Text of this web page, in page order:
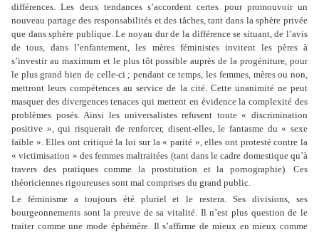
différences. Les deux tendances s’accordent certes pour promouvoir un
nouveau partage des responsabilités et des tâches, tant dans la sphère privée
que dans sphère publique. Le noyau dur de la différence se situant, de l’avis
de tous, dans l’enfantement, les mères féministes invitent les pères à
s’investir au maximum et le plus tôt possible auprès de la progéniture, pour
le plus grand bien de celle-ci ; pendant ce temps, les femmes, mères ou non,
mettront leurs compétences au service de la cité. Cette unanimité ne peut
masquer des divergences tenaces qui mettent en évidence la complexité des
problèmes posés. Ainsi les universalistes refusent toute « discrimination
positive », qui risquerait de renforcer, disent-elles, le fantasme du « sexe
faible ». Elles ont critiqué la loi sur la « parité », elles ont protesté contre la
« victimisation » des femmes maltraitées (tant dans le cadre domestique qu’à
travers des pratiques comme la prostitution et la pornographie). Ces
théoriciennes rigoureuses sont mal comprises du grand public.
Le féminisme a toujours été pluriel et le restera. Ses divisions, ses
bourgeonnements sont la preuve de sa vitalité. Il n’est plus question de le
traiter comme une mode éphémère. Il s’affirme de mieux en mieux comme